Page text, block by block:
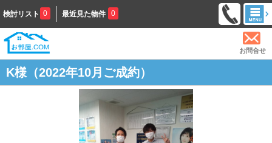
検討リスト 0 最近見た物件 0
お問合せ
K様（2022年10月ご成約）